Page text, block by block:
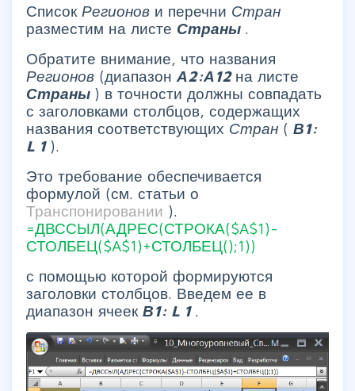
Список Регионов и перечни Стран
разместим на листе Страны .
Обратите внимание, что названия
Регионов (диапазон А2:А12 на листе
Страны ) в точности должны совпадать
с заголовками столбцов, содержащих
названия соответствующих Стран ( В1:
L 1 ).
Это требование обеспечивается
формулой (см. статьи о
Транспонировании ).
=ДВССЫЛ(АДРЕС(СТРОКА($A$1)-
СТОЛБЕЦ($A$1)+СТОЛБЕЦ();1))
с помощью которой формируются
заголовки столбцов. Введем ее в
диапазон ячеек В1: L 1 .